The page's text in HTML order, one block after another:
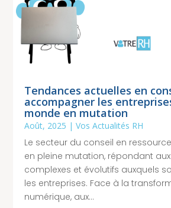
Tendances actuelles en
accompagner les
monde en mutation
Août, 2025 |Vos Actualités RH
Le secteur du conseil en
en pleine mutation, répondant
complexes et évolutifs auxquels
les entreprises. Face à la
numérique, aux...